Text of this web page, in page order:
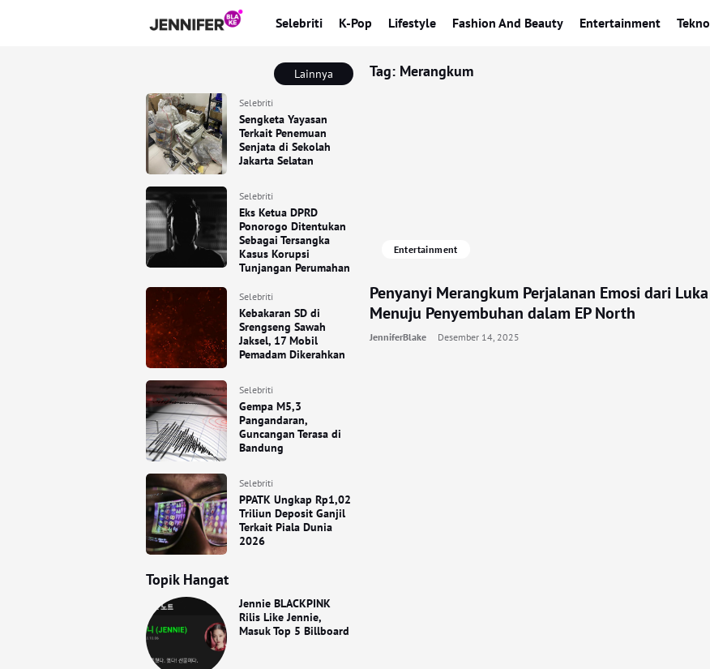
Selebriti K-Pop Lifestyle Fashion And Beauty Entertainment Tekno
Lainnya
Selebriti
Sengketa Yayasan
Terkait Penemuan
Senjata di Sekolah
Jakarta Selatan
Selebriti
Eks Ketua DPRD
Ponorogo Ditentukan
Sebagai Tersangka
Kasus Korupsi
Tunjangan Perumahan
Selebriti
Kebakaran SD di
Srengseng Sawah
Jaksel, 17 Mobil
Pemadam Dikerahkan
Selebriti
Gempa M5,3
Pangandaran,
Guncangan Terasa di
Bandung
Selebriti
PPATK Ungkap Rp1,02
Triliun Deposit Ganjil
Terkait Piala Dunia
2026
Topik Hangat
Jennie BLACKPINK
Rilis Like Jennie,
Masuk Top 5 Billboard
Tag: Merangkum
Entertainment
Penyanyi Merangkum Perjalanan Emosi dari Luka
Menuju Penyembuhan dalam EP North
JenniferBlake Desember 14, 2025